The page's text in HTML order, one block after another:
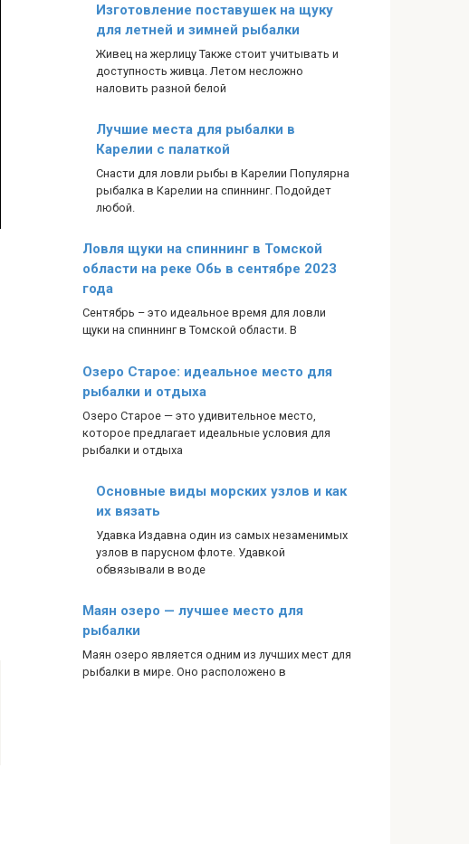
Изготовление поставушек на щуку
для летней и зимней рыбалки
Живец на жерлицу Также стоит учитывать и
доступность живца. Летом несложно
наловить разной белой
Лучшие места для рыбалки в
Карелии с палаткой
Снасти для ловли рыбы в Карелии Популярна
рыбалка в Карелии на спиннинг. Подойдет
любой.
Ловля щуки на спиннинг в Томской
области на реке Обь в сентябре 2023
года
Сентябрь – это идеальное время для ловли
щуки на спиннинг в Томской области. В
Озеро Старое: идеальное место для
рыбалки и отдыха
Озеро Старое — это удивительное место,
которое предлагает идеальные условия для
рыбалки и отдыха
Основные виды морских узлов и как
их вязать
Удавка Издавна один из самых незаменимых
узлов в парусном флоте. Удавкой
обвязывали в воде
Маян озеро — лучшее место для
рыбалки
Маян озеро является одним из лучших мест для
рыбалки в мире. Оно расположено в